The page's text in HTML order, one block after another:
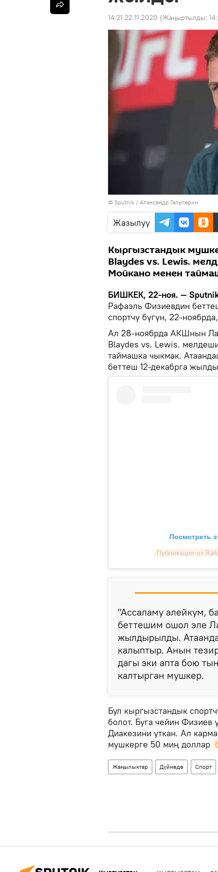
14:21 22.11.2020 (Жаңыртылды:
© Sputnik / Александр Гальперин
Жазылуу
Кыргызстандык
Blaydes vs. Lewis.
Мойкано менен
БИШКЕК, 22-ноя. —
Рафаэль Физиевдин
спортчу бүгүн, 22-
Ал 28-ноябрда АКШнын
Blaydes vs. Lewis.
таймашка чыкмак.
беттеш 12-декабрга
Посмотреть
Публикация от
"Ассаламу алейкум,
беттешим ошол эле
жылдырылды.
калыптыр. Анын
дагы эки апта бою
калтырган мушкер.
Бул кыргызстандык
болот. Буга чейин
Диакезини уткан. Ал
мушкерге 50 миң доллар
Жаңылыктар Дүйнөдө Спорт